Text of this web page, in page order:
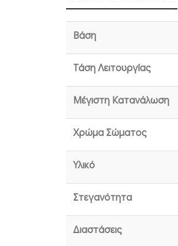
Βάση
Τάση Λειτουργίας
Μέγιστη Κατανάλωση
Χρώμα Σώματος
Υλικό
Στεγανότητα
Διαστάσεις